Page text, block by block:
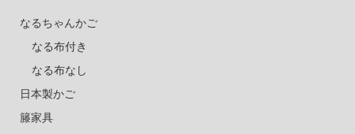
なるちゃんかご
なる布付き
なる布なし
日本製かご
籐家具